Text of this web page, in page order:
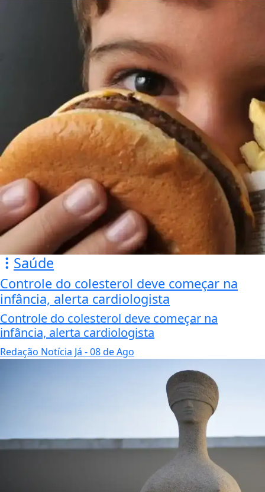
Saúde
Controle do colesterol deve começar na
infância, alerta cardiologista
Controle do colesterol deve começar na
infância, alerta cardiologista
Redação Notícia Já - 08 de Ago